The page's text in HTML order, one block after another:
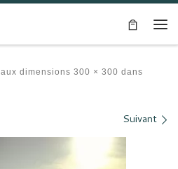
aux dimensions 300 × 300 dans
Suivant